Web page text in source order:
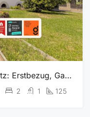
Großzügiges Wohnen in Gößnitz: Erstbezug, Garten und Stellplätze
2 1 125